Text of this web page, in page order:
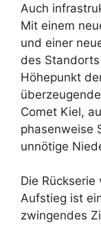
Auch
Mit einem
und einer
des
Höhepunkt
Comet Kiel,
phasenweise
unnötige
Die Rückserie
Aufstieg ist
zwingendes